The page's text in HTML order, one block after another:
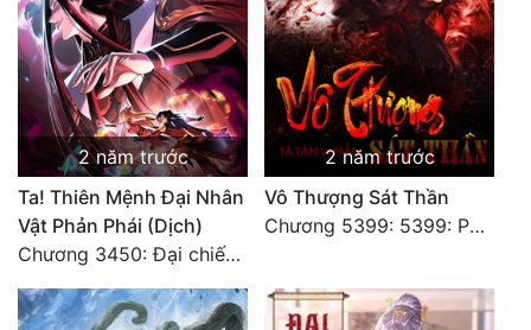
2 năm trước
Ta! Thiên Mệnh Đại Nhân
Vật Phản Phái (Dịch)
Chương 3450: Đại chiến căng thẳng
2 năm trước
Vô Thượng Sát Thần
Chương 5399: 5399: Phá giải